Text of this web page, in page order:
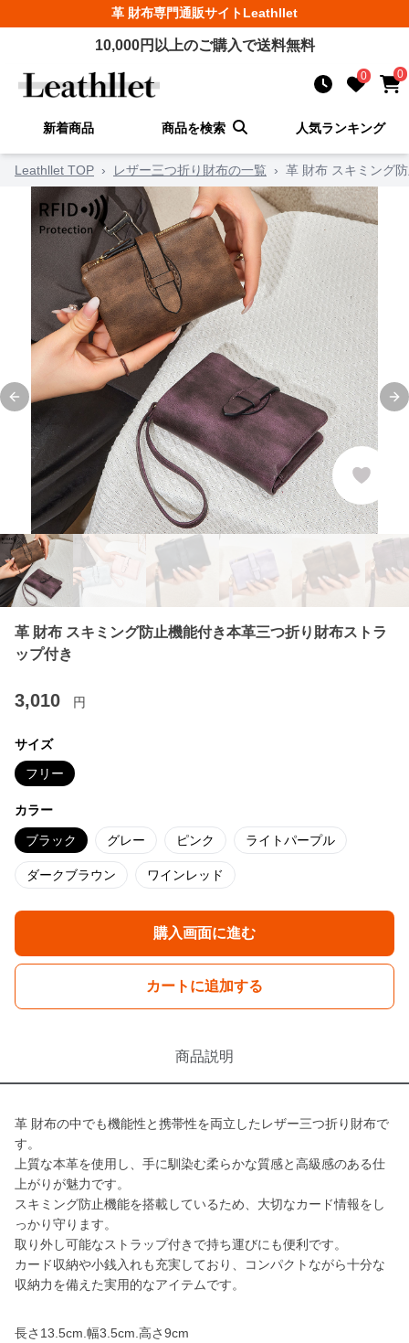
革 財布専門通販サイトLeathllet
10,000円以上のご購入で送料無料
0 0
新着商品 商品を検索 人気ランキング
Leathllet TOP › レザー三つ折り財布の一覧 › 革 財布 スキミング
Previous slide
革 財布 スキミング防止機能付き本革三つ折り財布ストラ
ップ付き
3,010 円
サイズ
フリー
カラー
ブラック グレー ピンク ライトパープル
ダークブラウン ワインレッド
購入画面に進む
カートに追加する
商品説明
革 財布の中でも機能性と携帯性を両立したレザー三つ折り財布で
す。
上質な本革を使用し、手に馴染む柔らかな質感と高級感のある仕
上がりが魅力です。
スキミング防止機能を搭載しているため、大切なカード情報をし
っかり守ります。
取り外し可能なストラップ付きで持ち運びにも便利です。
カード収納や小銭入れも充実しており、コンパクトながら十分な
収納力を備えた実用的なアイテムです。
長さ13.5cm.幅3.5cm.高さ9cm